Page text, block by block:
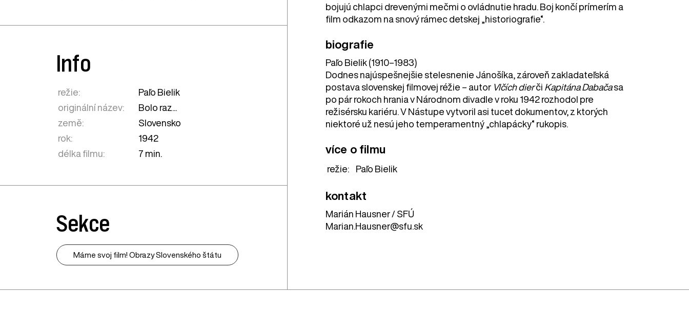
bojujú chlapci drevenými mečmi o ovládnutie hradu. Boj končí prímerím a
film odkazom na snový rámec detskej „historiografie“.
biografie
Paľo Bielik (1910–1983)
Dodnes najúspešnejšie stelesnenie Jánošíka, zároveň zakladateľská
postava slovenskej filmovej réžie – autor Vlčích dierči Kapitána Dabačasa
po pár rokoch hrania v Národnom divadle v roku 1942 rozhodol pre
režisérsku kariéru. V Nástupe vytvoril asi tucet dokumentov, z ktorých
niektoré už nesú jeho temperamentný „chlapácky“ rukopis.
více o filmu
režie: Paľo Bielik
kontakt
Marián Hausner / SFÚ
Marian.Hausner@sfu.sk
Info
režie:
Paľo Bielik
originální název:
Bolo raz...
země:
Slovensko
rok:
1942
délka filmu:
7 min.
Sekce
Máme svoj film! Obrazy Slovenského štátu